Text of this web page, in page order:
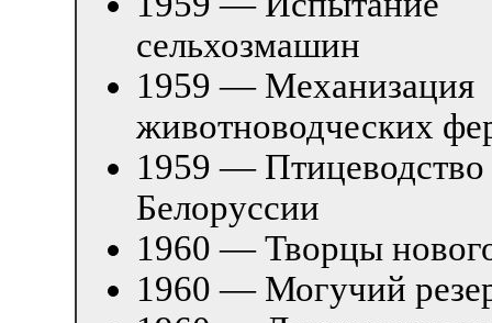
сельхозмашин
1959 — Механизация
животноводческих
1959 — Птицеводство
Белоруссии
1960 — Творцы
1960 — Могучий